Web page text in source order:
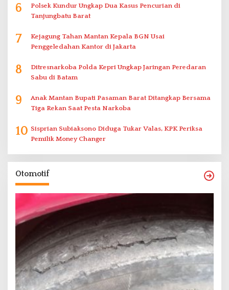
6
Polsek Kundur Ungkap Dua Kasus Pencurian di
Tanjungbatu Barat
7
Kejagung Tahan Mantan Kepala BGN Usai
Penggeledahan Kantor di Jakarta
8
Ditresnarkoba Polda Kepri Ungkap Jaringan Peredaran
Sabu di Batam
9
Anak Mantan Bupati Pasaman Barat Ditangkap Bersama
Tiga Rekan Saat Pesta Narkoba
10 Sisprian Subiaksono Diduga Tukar Valas, KPK Periksa
Pemilik Money Changer
Otomotif